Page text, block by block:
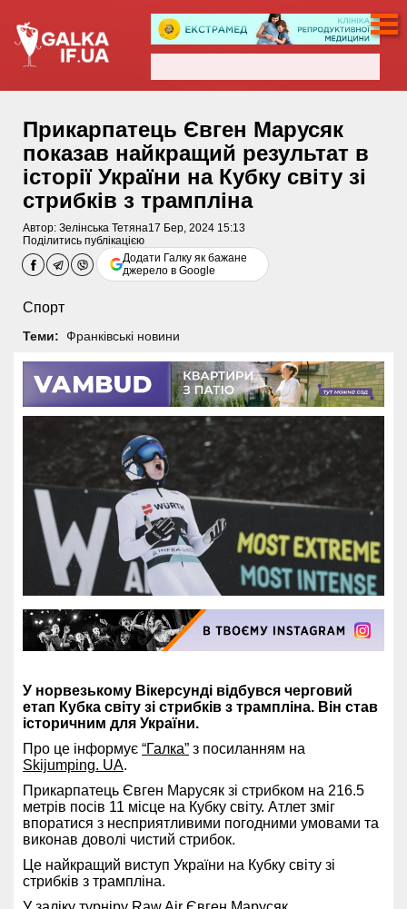
Прикарпатець Євген Марусяк
показав найкращий результат в
історії України на Кубку світу зі
стрибків з трампліна
Автор: Зелінська Тетяна17 Бер, 2024 15:13
Поділитись публікацією
Додати Галку як бажане
джерело в Google
Спорт
Теми: Франківські новини
У норвезькому Вікерсунді відбувся черговий
етап Кубка світу зі стрибків з трампліна. Він став
історичним для України.
Про це інформує “Галка” з посиланням на
Skijumping. UA.
Прикарпатець Євген Марусяк зі стрибком на 216.5
метрів посів 11 місце на Кубку світу. Атлет зміг
впоратися з несприятливими погодними умовами та
виконав доволі чистий стрибок.
Це найкращий виступ України на Кубку світу зі
стрибків з трампліна.